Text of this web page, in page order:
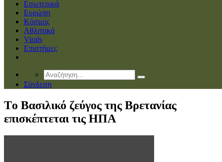
Εσωτερικά
Ευρώπη
Κόσμος
Αθλητικά
Virals
Επιστήμες
Σύνδεση
Tο Βασιλικό ζεύγος της Βρετανίας
επισκέπτεται τις ΗΠΑ